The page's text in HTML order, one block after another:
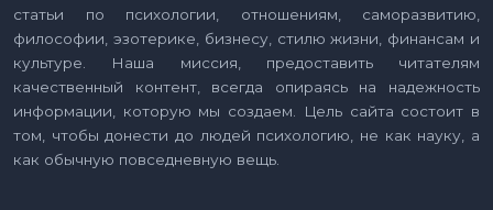
статьи по психологии, отношениям, саморазвитию,
философии, эзотерике, бизнесу, стилю жизни, финансам и
культуре. Наша миссия, предоставить читателям
качественный контент, всегда опираясь на надежность
информации, которую мы создаем. Цель сайта состоит в
том, чтобы донести до людей психологию, не как науку, а
как обычную повседневную вещь.